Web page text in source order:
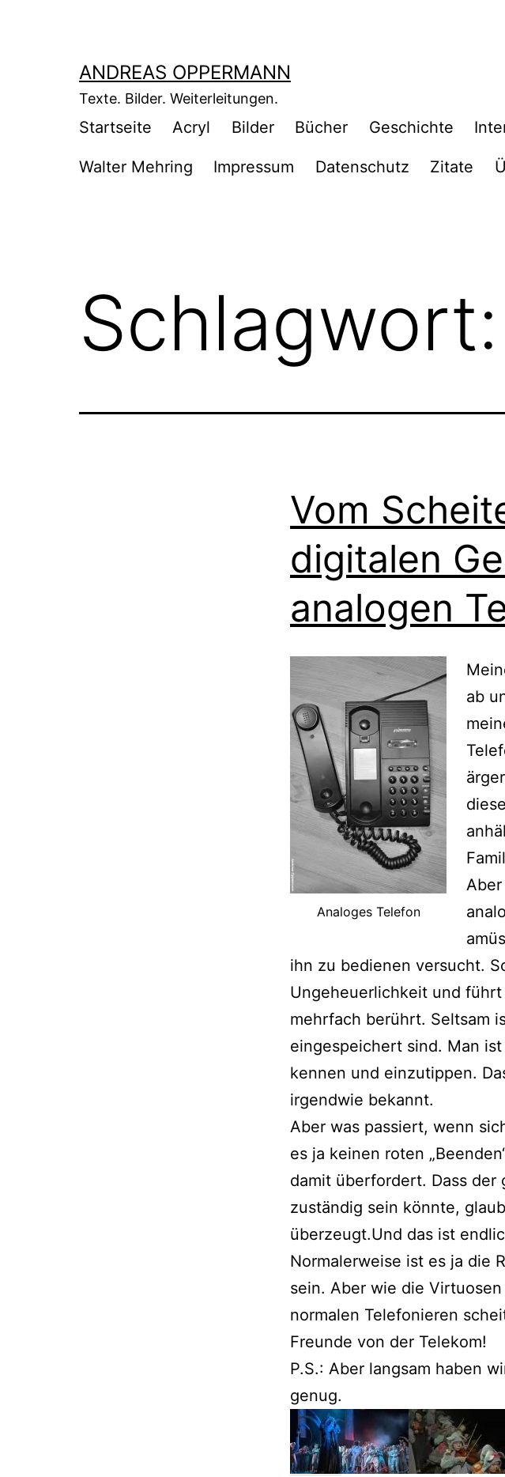
ANDREAS OPPERMANN
Texte. Bilder. Weiterleitungen.
Startseite Acryl Bilder Bücher Geschichte
Walter Mehring Impressum Datenschutz Zitate
Schlagwort:
Vom
digitalen
analogen
Analoges Telefon
ab
ihn zu bedienen versucht.
Ungeheuerlichkeit und
mehrfach berührt. Seltsam
eingespeichert sind. Man
kennen und einzutippen.
irgendwie bekannt.
Aber was passiert, wenn
es ja keinen roten
damit überfordert. Dass
zuständig sein könnte,
überzeugt.Und das ist
Normalerweise ist es ja die
sein. Aber wie die
normalen Telefonieren
Freunde von der Telekom!
P.S.: Aber langsam haben
genug.